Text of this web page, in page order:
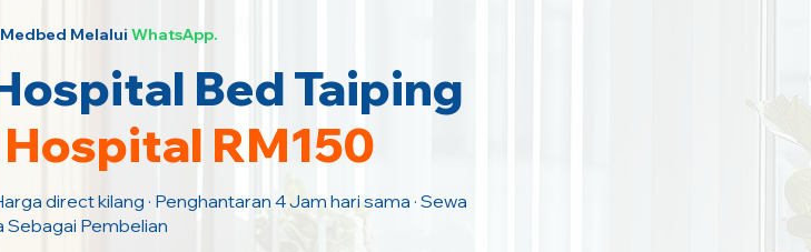
Melalui WhatsApp.
Bed Taiping
RM150
direct kilang · Penghantaran 4 Jam hari sama · Sewa
Sebagai Pembelian